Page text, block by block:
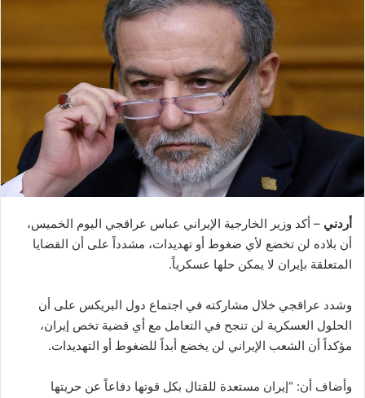
أردني – أكد وزير الخارجية الإيراني عباس عراقجي اليوم الخميس،
أن بلاده لن تخضع لأي ضغوط أو تهديدات، مشدداً على أن القضايا
المتعلقة بإيران لا يمكن حلها عسكرياً.
وشدد عراقجي خلال مشاركته في اجتماع دول البريكس على أن
الحلول العسكرية لن تنجح في التعامل مع أي قضية تخص إيران،
مؤكداً أن الشعب الإيراني لن يخضع أبداً للضغوط أو التهديدات.
وأضاف أن: “إيران مستعدة للقتال بكل قوتها دفاعاً عن حريتها